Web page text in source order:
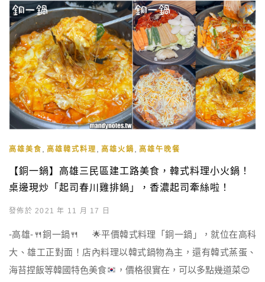
高雄美食 , 高雄韓式料理 , 高雄火鍋 , 高雄午晚餐
【銅一鍋】高雄三民區建工路美食，韓式料理小火鍋！
桌邊現炒「起司春川雞排鍋」，香濃起司牽絲啦！
發佈於 2021 年 11 月 17 日
-高雄-🍴銅一鍋🍴 🌟平價韓式料理「銅一鍋」，就位在高科
大、雄工正對面！店內料理以韓式鍋物為主，還有韓式蒸蛋、
海苔捏飯等韓國特色美食
，價格很實在，可以多點幾道菜😍